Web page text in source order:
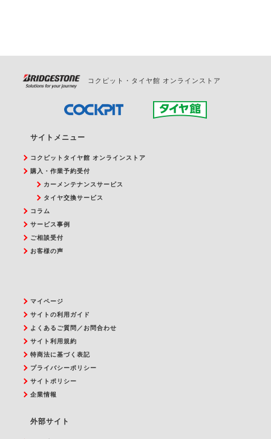
コクピット・タイヤ館 オンラインストア
サイトメニュー
コクピットタイヤ館 オンラインストア
購入・作業予約受付
カーメンテナンスサービス
タイヤ交換サービス
コラム
サービス事例
ご相談受付
お客様の声
マイページ
サイトの利用ガイド
よくあるご質問／お問合わせ
サイト利用規約
特商法に基づく表記
プライバシーポリシー
サイトポリシー
企業情報
外部サイト